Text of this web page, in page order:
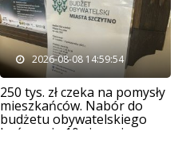
2026-08-08 14:59:54
250 tys. zł czeka na pomysły
mieszkańców. Nabór do
budżetu obywatelskiego
kończy się 10 sierpnia